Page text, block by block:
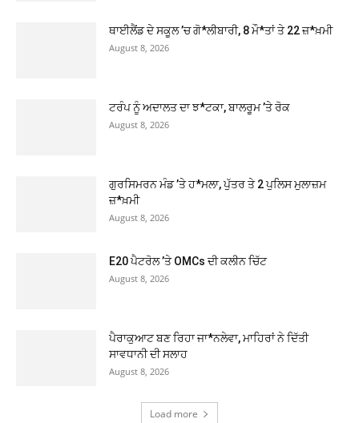
ਥਾਈਲੈਂਡ ਦੇ ਸਕੂਲ ’ਚ ਗੋ*ਲੀਬਾਰੀ, 8 ਮੌ*ਤਾਂ ਤੇ 22 ਜ਼*ਖ਼ਮੀ
August 8, 2026
ਟਰੰਪ ਨੂੰ ਅਦਾਲਤ ਦਾ ਝ*ਟਕਾ, ਬਾਲਰੂਮ ’ਤੇ ਰੋਕ
August 8, 2026
ਗੁਰਸਿਮਰਨ ਮੰਡ ’ਤੇ ਹ*ਮਲਾ, ਪੁੱਤਰ ਤੇ 2 ਪੁਲਿਸ ਮੁਲਾਜ਼ਮ
ਜ਼*ਖ਼ਮੀ
August 8, 2026
E20 ਪੈਟਰੋਲ ’ਤੇ OMCs ਦੀ ਕਲੀਨ ਚਿੱਟ
August 8, 2026
ਪੈਰਾਕੁਆਟ ਬਣ ਰਿਹਾ ਜਾ*ਨਲੇਵਾ, ਮਾਹਿਰਾਂ ਨੇ ਦਿੱਤੀ
ਸਾਵਧਾਨੀ ਦੀ ਸਲਾਹ
August 8, 2026
Load more